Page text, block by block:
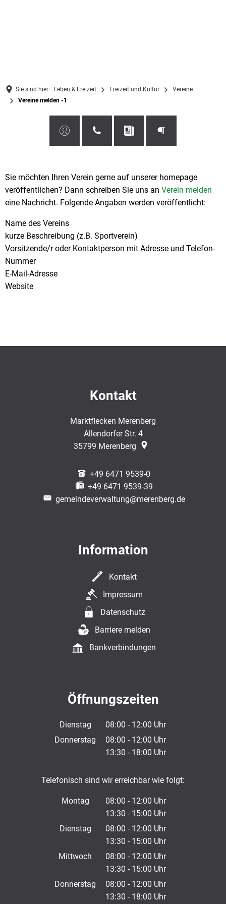
Sie sind hier: Leben & Freizeit Freizeit und Kultur
Vereine
Vereine melden -1
Vereine
melden
-1
Sie möchten Ihren Verein gerne auf unserer homepage
veröffentlichen? Dann schreiben Sie uns an Verein melden
eine Nachricht. Folgende Angaben werden veröffentlicht:
Name des Vereins
kurze Beschreibung (z.B. Sportverein)
Vorsitzende/r oder Kontaktperson mit Adresse und Telefon-
Nummer
E-Mail-Adresse
Website
Kontakt
Marktflecken Merenberg
Allendorfer Str. 4
35799 Merenberg
+49 6471 9539-0
+49 6471 9539-39
gemeindeverwaltung@merenberg.de
Information
Kontakt
Impressum
Datenschutz
Barriere melden
Bankverbindungen
Öffnungszeiten
Dienstag 08:00 - 12:00 Uhr
Von 08:00 bis 12:00 Uhr
Donnerstag 08:00 - 12:00 Uhr
Von 08:00 bis 12:00 Uhr
13:30 - 18:00 Uhr
Telefonisch sind wir erreichbar wie folgt:
Montag 08:00 - 12:00 Uhr
Von 08:00 bis 12:00 Uhr
13:30 - 15:00 Uhr
Von 13:30 bis 15:00 Uhr
Dienstag 08:00 - 12:00 Uhr
Von 08:00 bis 12:00 Uhr
13:30 - 15:00 Uhr
Von 13:30 bis 15:00 Uhr
Mittwoch 08:00 - 12:00 Uhr
Von 08:00 bis 12:00 Uhr
13:30 - 15:00 Uhr
Von 13:30 bis 15:00 Uhr
Donnerstag 08:00 - 12:00 Uhr
Von 08:00 bis 12:00 Uhr
13:30 - 18:00 Uhr